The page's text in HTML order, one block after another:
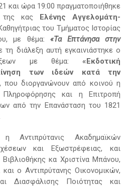
και ώρα 19:00 πραγματοποιήθηκε
της κας Ελένης Αγγελομάτη-
του Τμήματος Ιστορίας
με θέμα: «Τα Επτάνησα στην
τη διάλεξη αυτή εγκαινιάστηκε ο
με θέμα: «Εκδοτική
των ιδεών κατά την
, που διοργανώνουν από κοινού η
Πληροφόρησης και η Επιτροπή
από την Επανάσταση του 1821
η Αντιπρύτανις Ακαδημαϊκών
και Εξωστρέφειας, και
κα Χριστίνα Μπάνου,
ο Αντιπρύτανης Οικονομικών,
Διασφάλισης Ποιότητας και